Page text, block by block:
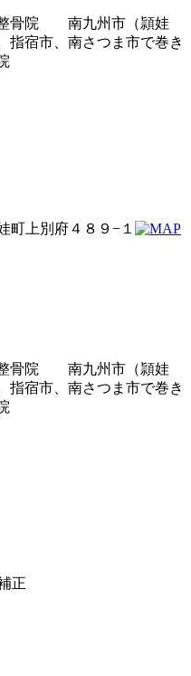
整骨院 南九州市（頴娃
指宿市、南さつま市で巻き
町上別府４８９−１
整骨院 南九州市（頴娃
指宿市、南さつま市で巻き
正